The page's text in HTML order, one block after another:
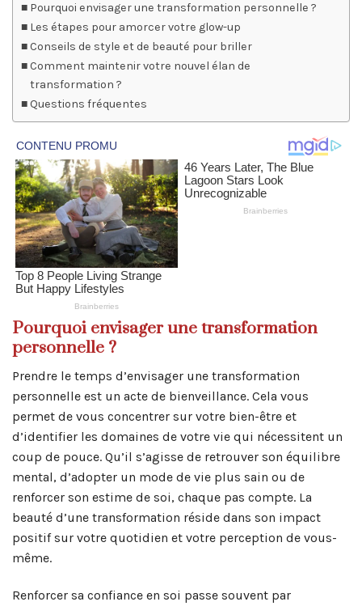
Pourquoi envisager une transformation personnelle ?
Les étapes pour amorcer votre glow-up
Conseils de style et de beauté pour briller
Comment maintenir votre nouvel élan de
transformation ?
Questions fréquentes
Pourquoi envisager une transformation
personnelle ?
Prendre le temps d’envisager une transformation
personnelle est un acte de bienveillance. Cela vous
permet de vous concentrer sur votre bien-être et
d’identifier les domaines de votre vie qui nécessitent un
coup de pouce. Qu’il s’agisse de retrouver son équilibre
mental, d’adopter un mode de vie plus sain ou de
renforcer son estime de soi, chaque pas compte. La
beauté d’une transformation réside dans son impact
positif sur votre quotidien et votre perception de vous-
même.
Renforcer sa confiance en soi passe souvent par